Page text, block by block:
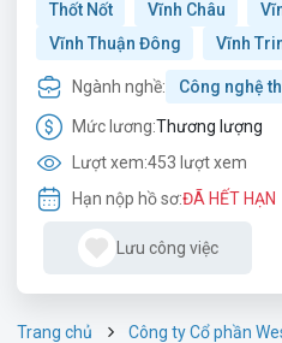
Thốt Nốt
Vĩnh Châu
Vĩnh Thuận Đông
Vĩnh
Ngành nghề: Công nghệ
Mức lương:Thương lượng
Lượt xem:453 lượt xem
Hạn nộp hồ sơ:ĐÃ HẾT HẠN
Lưu công việc
Trang chủ
Công ty Cổ phần